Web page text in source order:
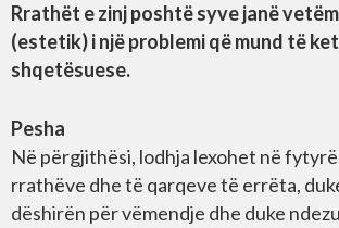
Rrathët e zinj poshtë syve janë
(estetik) i një problemi që mund të
shqetësuese.
Pesha
Në përgjithësi, lodhja lexohet në
rrathëve dhe të qarqeve të errëta,
dëshirën për vëmendje dhe duke